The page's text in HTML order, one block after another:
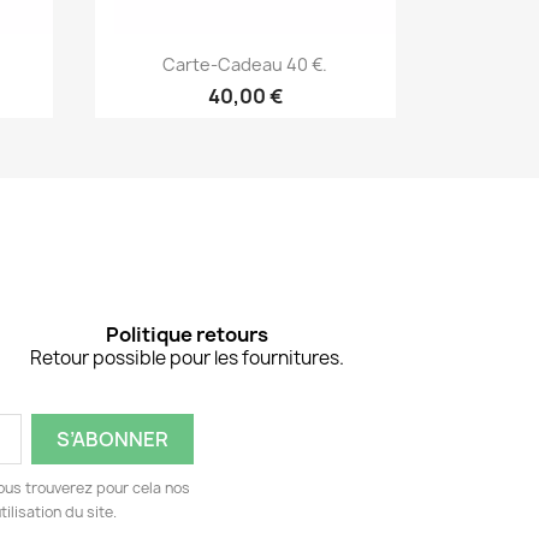
Aperçu rapide
Carte-Cadeau 40 €.
40,00 €
Politique retours
Retour possible pour les fournitures.
trouverez pour cela nos
du site.